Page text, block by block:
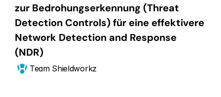
zur Bedrohungserkennung (Threat
Detection Controls) für eine effektivere
Network Detection and Response
(NDR)
Team Shieldworkz